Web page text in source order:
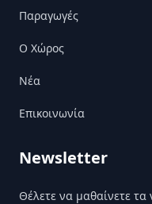
Παραγωγές
Ο Χώρος
Nέα
Επικοινωνία
Newsletter
Θέλετε να μαθαίνετε